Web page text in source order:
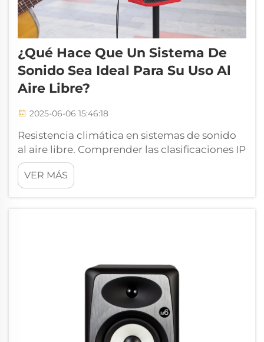
¿Qué Hace Que Un Sistema De
Sonido Sea Ideal Para Su Uso Al
Aire Libre?
2025-06-06 15:46:18
Resistencia climática en sistemas de sonido
al aire libre. Comprender las clasificaciones IP
para la durabilidad al exterior. La clasificación
IP importa mucho en cuanto a cuánto
tiempo durarán los sistemas de sonido al aire
VER MÁS